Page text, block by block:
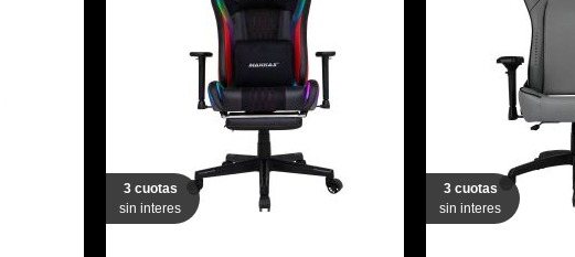
3 cuotas
sin interes
3 cuotas
sin interes